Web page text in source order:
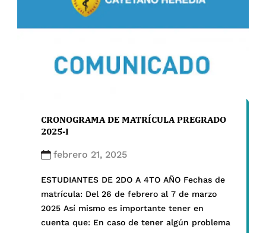
aplicación de inteligencia artificial y
CRONOGRAMA DE MATRÍCULA PREGRADO
2025-I
febrero 21, 2025
ESTUDIANTES DE 2DO A 4TO AÑO Fechas de
matrícula: Del 26 de febrero al 7 de marzo
2025 Así mismo es importante tener en
cuenta que: En caso de tener algún problema